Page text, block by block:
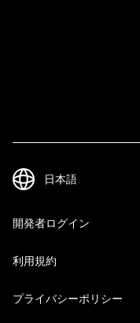
開発者ログイン
利用規約
プライバシーポリシー